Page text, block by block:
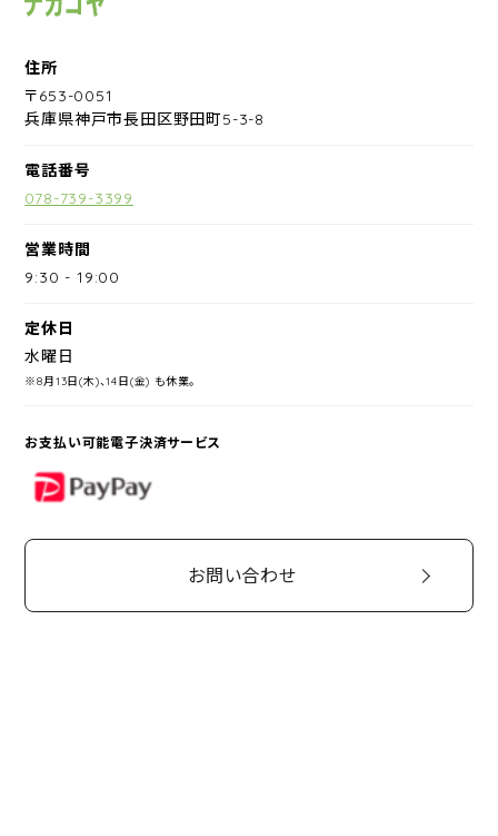
住所
〒653-0051
兵庫県神戸市長田区野田町5-3-8
電話番号
078-739-3399
営業時間
9:30 -19:00
定休日
水曜日
※8月13日(木)、14日(金) も休業。
お支払い可能電子決済サービス
PayPay
お問い合わせ